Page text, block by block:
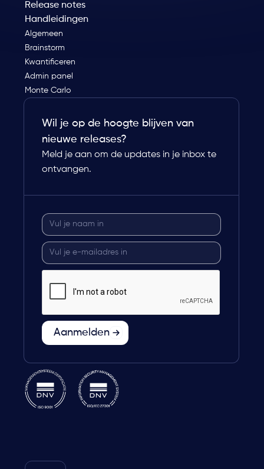
Release notes
Handleidingen
Algemeen
Brainstorm
Kwantificeren
Admin panel
Monte Carlo
Wil je op de hoogte blijven van
nieuwe releases?
Meld je aan om de updates in je inbox te
ontvangen.